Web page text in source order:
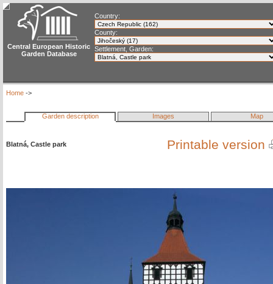
Central European Historic
Garden Database
Country:
County:
Settlement, Garden:
Home ->
Garden description Images Map
Blatná, Castle park Printable version